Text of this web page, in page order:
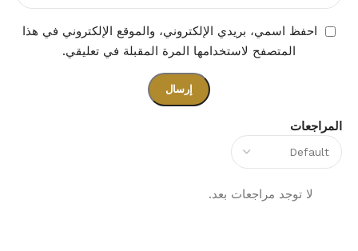
المراجعات
لا توجد مراجعات بعد.
احفظ اسمي، بريدي الإلكتروني، والموقع الإلكتروني في هذا
المتصفح لاستخدامها المرة المقبلة في تعليقي.